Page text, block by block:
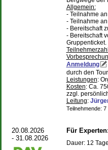
Allgemein:
- Teilnahme
- Teilnahme
- Bereitschaft
- Bereitschaft
Gruppenticket.
Anmeldung
durch den
Leistungen:
Kosten: Ca.
zzgl.
Leitung:
Teilnehmende:
20.08.2026
- 31.08.2026
Für
Dauer: 12